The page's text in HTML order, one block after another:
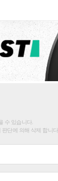
수 있습니다.
단에 의해 삭제 합니다.